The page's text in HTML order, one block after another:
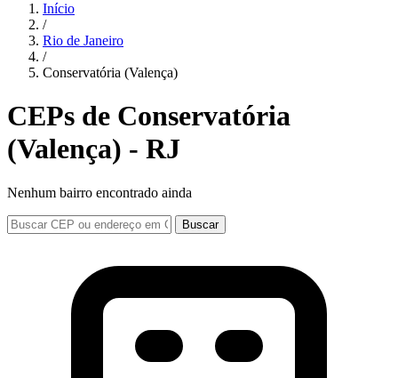
Início
/
Rio de Janeiro
/
Conservatória (Valença)
CEPs de Conservatória
(Valença) - RJ
Nenhum bairro encontrado ainda
Buscar